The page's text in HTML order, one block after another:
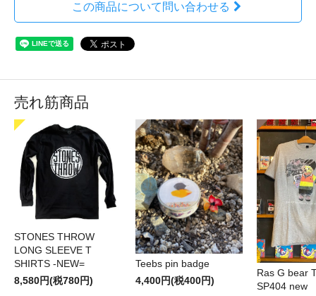
この商品について問い合わせる
売れ筋商品
STONES THROW
LONG SLEEVE T
SHIRTS -NEW=
8,580円(税780円)
Teebs pin badge
4,400円(税400円)
Ras G bear
SP404 new